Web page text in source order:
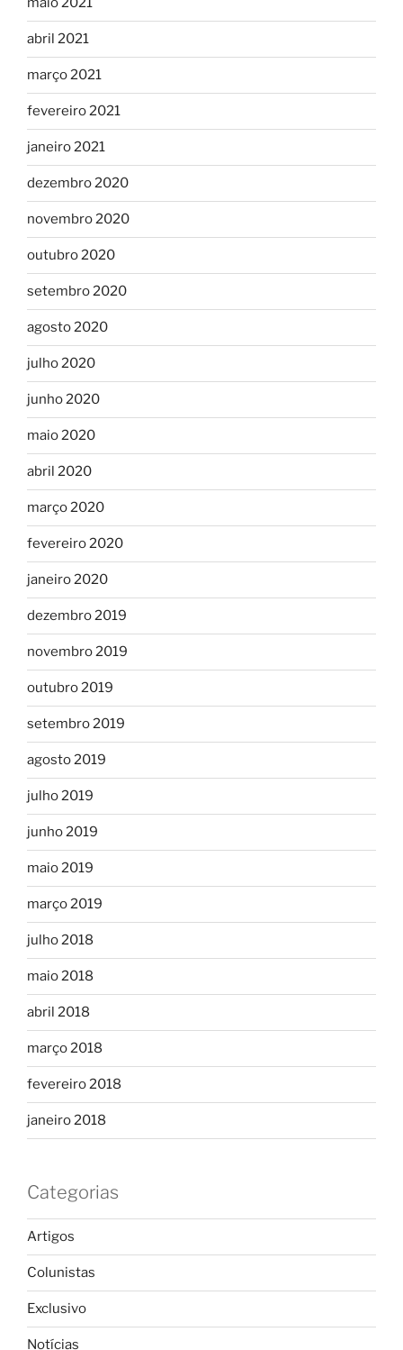
abril 2021
março 2021
fevereiro 2021
janeiro 2021
dezembro 2020
novembro 2020
outubro 2020
setembro 2020
agosto 2020
julho 2020
junho 2020
maio 2020
abril 2020
março 2020
fevereiro 2020
janeiro 2020
dezembro 2019
novembro 2019
outubro 2019
setembro 2019
agosto 2019
julho 2019
junho 2019
maio 2019
março 2019
julho 2018
maio 2018
abril 2018
março 2018
fevereiro 2018
janeiro 2018
Categorias
Artigos
Colunistas
Exclusivo
Notícias